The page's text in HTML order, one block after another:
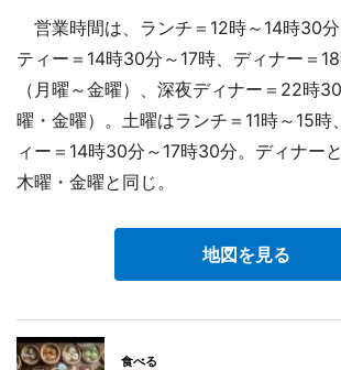
営業時間は、ランチ＝12時～14時30
ティー＝14時30分～17時、ディナー＝
（月曜～金曜）、深夜ディナー＝22時
曜・金曜）。土曜はランチ＝11時～15時
ィー＝14時30分～17時30分。ディナー
木曜・金曜と同じ。
地図を見る
食べる